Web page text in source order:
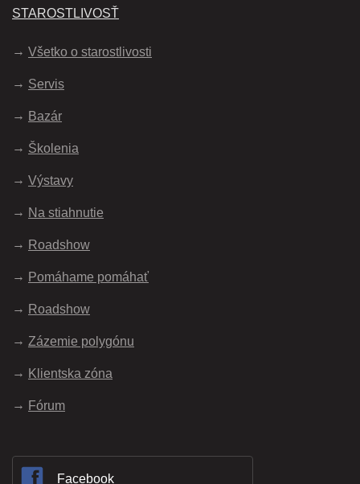
STAROSTLIVOSŤ
Všetko o starostlivosti
Servis
Bazár
Školenia
Výstavy
Na stiahnutie
Roadshow
Pomáhame pomáhať
Roadshow
Zázemie polygónu
Klientska zóna
Fórum
Facebook